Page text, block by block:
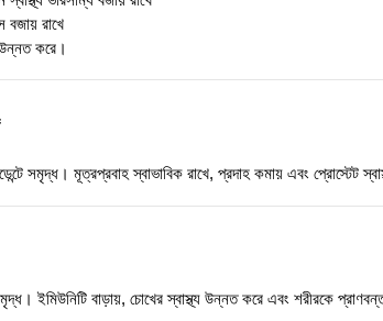
বজায় রাখে
করে।
সমৃদ্ধ। মূত্রপ্রবাহ স্বাভাবিক রাখে, প্রদাহ কমায় এবং প্রোস্টেট
সমৃদ্ধ। ইমিউনিটি বাড়ায়, চোখের স্বাস্থ্য উন্নত করে এবং শরীরকে